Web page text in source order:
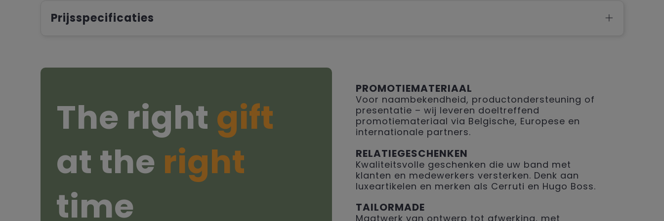
Prijsspecificaties
The right gift
at the right
time
PROMOTIEMATERIAAL
Voor naambekendheid, productondersteuning of
presentatie – wij leveren doeltreffend
promotiemateriaal via Belgische, Europese en
internationale partners.
RELATIEGESCHENKEN
Kwaliteitsvolle geschenken die uw band met
klanten en medewerkers versterken. Denk aan
luxeartikelen en merken als Cerruti en Hugo Boss.
TAILORMADE
Maatwerk van ontwerp tot afwerking, met